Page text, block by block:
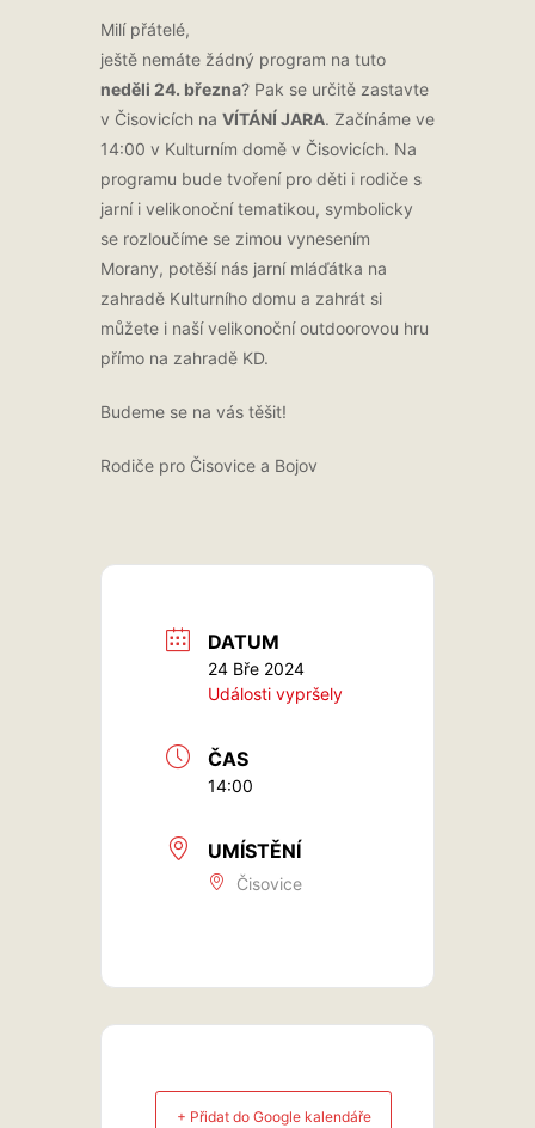
Milí přátelé,
ještě nemáte žádný program na tuto
neděli 24. března? Pak se určitě zastavte
v Čisovicích na VÍTÁNÍ JARA. Začínáme ve
14:00 v Kulturním domě v Čisovicích. Na
programu bude tvoření pro děti i rodiče s
jarní i velikonoční tematikou, symbolicky
se rozloučíme se zimou vynesením
Morany, potěší nás jarní mláďátka na
zahradě Kulturního domu a zahrát si
můžete i naší velikonoční outdoorovou hru
přímo na zahradě KD.
Budeme se na vás těšit!
Rodiče pro Čisovice a Bojov
DATUM
24 Bře 2024
Události vypršely
ČAS
14:00
UMÍSTĚNÍ
Čisovice
+ Přidat do Google kalendáře